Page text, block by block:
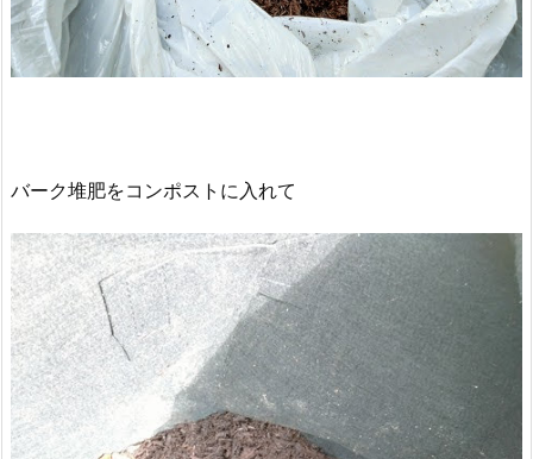
バーク堆肥をコンポストに入れて